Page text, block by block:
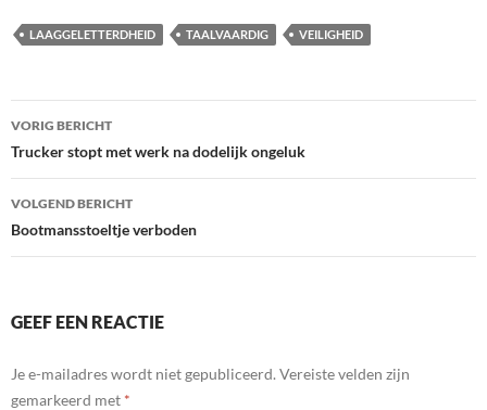
LAAGGELETTERDHEID TAALVAARDIG VEILIGHEID
Bericht
navigatie
VORIG BERICHT
Trucker stopt met werk na dodelijk ongeluk
VOLGEND BERICHT
Bootmansstoeltje verboden
GEEF EEN REACTIE
Je e-mailadres wordt niet gepubliceerd. Vereiste velden zijn
gemarkeerd met *